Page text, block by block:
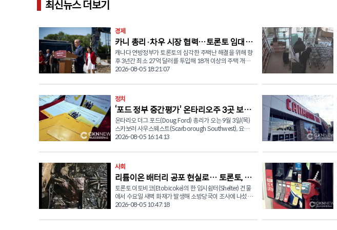
최신뉴스 더보기
경제
카니 총리·차우 시장 협력…토론토 임대주
택 5,600세대 공급 발표
캐나다 연방정부가 토론토의 심각한 주택난 해결을 위해 향
후 3년간 최소 27억 달러를 투입해 18개 이상의 주택 개발
사업을 추진한다. 마크 카니(Mark Carney) 연방 총리는 5일
회견을 열고 대규모 주택 공급 계획을 발표했다. 이번 투자
로 5,600가구 이상의 신규 임대주택이 공급될 예정이며, 이
가운데 최소 1,800가구는 저렴한 임대주택(Affordable
Housing) 또는 임대료 규제(Rent-Control)가 적용되는 주
택으로 조성된다. 카니 총리는 "올해 말까지 약 4,500가구
의 주택 공사를 시작하는 것이 목표"라며 "수십 년 동안 토
론토는 충분한 주택을 공급하지 못했고 공급된 주택 가운데
다. 이어 "개발 부담금과 각종 세금, 건설비 상승, 부족한 개
해결하는 가장 효과적인 방법은 더 많은 주택을 더 빠르게
공급하는 것"이라고 덧붙였다. 토론토는 최근 수년간 주택
공급 부족과 높은 금리, 지속적인 인구 증가가 겹치면서 캐
나다에서 가장 심각한 주택난을 겪는 도시 가운데 하나로
꼽히고 있다. 올리비아 차우 시장도 "토론토에는 서민들을
위한 주택이 지금 당장 필요하다"며 "월말이 되면 임대료를
2026-08-05 18:21:07
정치
‘포드 정부 중간평가’ 온타리오주 3곳 보궐
선거 9월 3일 확정
온타리오 더그 포드(Doug Ford) 총리가 오는 9월 3일(목)
스카보러 사우스웨스트(Scarborough Southwest), 요크-
심코(York-Simcoe), 해밀턴 이스트-스토니크릭(Hamilton
실시한다고 공식 발표했다. 사전투표는 8월 26일(수)부터
28일(금)까지 사흘간 실시된다. 이번 보궐선거는 각 선거구
의 전임 주의원이 사퇴하면서 치러지는 것으로, 집권 온타리
오 진보보수당(PC)과 자유당(Liberal), 신민주당(NDP), 녹
색당(Green Party)이 모두 후보를 내세우면서 치열한 접전
이 예상된다. 가장 관심을 모으고 있는 곳은 스카버러 사우
스웨스트 선거구다. 자유당 후보로는 지난 5월 당내 경선에
Smith)를 불과 19표 차이로 누른 사업가 아산울 하피즈
2026-08-05 16:14:13
사회
리튬이온 배터리 공포 현실로… 토론토, 잇
따라 화재 발생
토론토 이토비코(Etobicoke)의 한 임시쉼터(Shelter) 건물
에서 수요일 새벽 화재가 발생해 소방당국이 조사에 나섰
다. 현장에서는 탄 리튬이온 배터리가 발견되어 당국이 배
방청(Toronto Fire Services)에 따르면 소방대원들은 5일
2026-08-05 10:47:18